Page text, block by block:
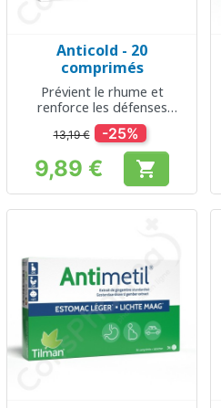
Anticold - 20
comprimés
Prévient le rhume et
renforce les défenses
naturelles
13,19 € -25%
Prix
9,89 € 